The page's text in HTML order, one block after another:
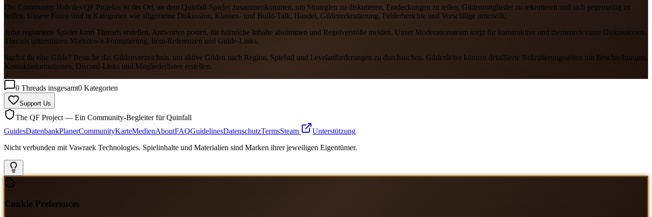
Der Community Hub des QF Projekts ist der Ort, an dem Quinfall-Spieler zusammenkommen, um Strategien zu diskutieren, Entdeckungen zu teilen, Gildenmitglieder zu rekrutieren und sich gegenseitig zu
helfen. Unsere Foren sind in Kategorien wie allgemeine Diskussion, Klassen- und Build-Talk, Handel, Gildenrekrutierung, Fehlerberichte und Vorschläge unterteilt.
Jeder registrierte Spieler kann Threads erstellen, Antworten posten, für hilfreiche Inhalte abstimmen und Regelverstöße melden. Unser Moderationsteam sorgt für konstruktive und themenrelevante Diskussionen.
Threads unterstützen Markdown-Formatierung, Item-Referenzen und Guide-Links.
Suchst du eine Gilde? Besuche das Gildenverzeichnis, um aktive Gilden nach Region, Spielstil und Levelanforderungen zu durchsuchen. Gildenleiter können detaillierte Rekrutierungsseiten mit Beschreibungen,
Kontaktinformationen, Discord-Links und Mitgliederlisten erstellen.
0 Threads insgesamt0 Kategorien
Support Us
The QF Project — Ein Community-Begleiter für Quinfall
GuidesDatenbankPlanerCommunityKarteMedienAboutFAQGuidelinesDatenschutzTermsSteam
Unterstützung
Nicht verbunden mit Vawraek Technologies. Spielinhalte und Materialien sind Marken ihrer jeweiligen Eigentümer.
Cookie Preferences